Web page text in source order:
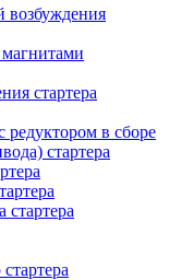
возбуждения
магнитами
стартера
редуктором в сборе
стартера